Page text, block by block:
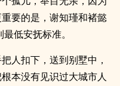
要的是，谢知瑾和褚懿
低安抚标准。
人扣下，送到别墅中，
本没有见识过大城市人